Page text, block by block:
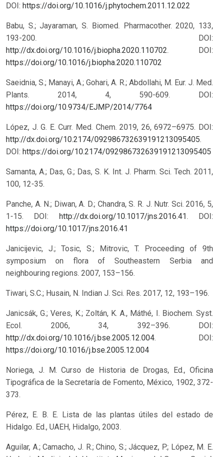
DOI: https://doi.org/10.1016/j.phytochem.2011.12.022
Babu, S.; Jayaraman, S. Biomed. Pharmacother. 2020, 133,
193-200. DOI:
http://dx.doi.org/10.1016/j.biopha.2020.110702. DOI:
https://doi.org/10.1016/j.biopha.2020.110702
Saeidnia, S.; Manayi, A.; Gohari, A. R.; Abdollahi, M. Eur. J. Med.
Plants. 2014, 4, 590-609. DOI:
https://doi.org/10.9734/EJMP/2014/7764
López, J. G. E. Curr. Med. Chem. 2019, 26, 6972–6975. DOI:
http://dx.doi.org/10.2174/092986732639191213095405.
DOI: https://doi.org/10.2174/092986732639191213095405
Samanta, A.; Das, G.; Das, S. K. Int. J. Pharm. Sci. Tech. 2011,
100, 12-35.
Panche, A. N.; Diwan, A. D.; Chandra, S. R. J. Nutr. Sci. 2016, 5,
1-15. DOI: http://dx.doi.org/10.1017/jns.2016.41. DOI:
https://doi.org/10.1017/jns.2016.41
Janicijevic, J.; Tosic, S.; Mitrovic, T. Proceeding of 9th
symposium on flora of Southeastern Serbia and
neighbouring regions. 2007, 153–156.
Tiwari, S.C.; Husain, N. Indian J. Sci. Res. 2017, 12, 193–196.
Janicsák, G.; Veres, K.; Zoltán, K. A., Máthé, I. Biochem. Syst.
Ecol. 2006, 34, 392–396. DOI:
http://dx.doi.org/10.1016/j.bse.2005.12.004. DOI:
https://doi.org/10.1016/j.bse.2005.12.004
Noriega, J. M. Curso de Historia de Drogas, Ed., Oficina
Tipográfica de la Secretaría de Fomento, México, 1902, 372-
373.
Pérez, E. B. E. Lista de las plantas útiles del estado de
Hidalgo. Ed., UAEH, Hidalgo, 2003.
Aguilar, A.; Camacho, J. R.; Chino, S.; Jácquez, P.; López, M. E.